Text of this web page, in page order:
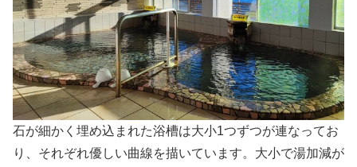
石が細かく埋め込まれた浴槽は大小1つずつが連なってお
り、それぞれ優しい曲線を描いています。大小で湯加減が